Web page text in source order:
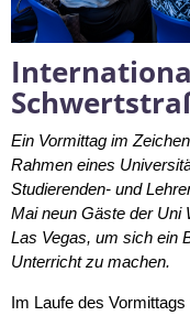
Ein Vormittag im
Rahmen eines
Studierenden- und
Mai neun Gäste der Uni
Las Vegas, um sich ein
Unterricht zu machen.
Im Laufe des